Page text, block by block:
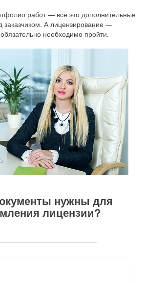
работ — всё это дополнительные
заказчиком. А лицензирование —
необходимо пройти.
нужны для
лицензии?